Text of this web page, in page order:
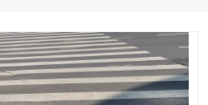
马路标线
道路划线